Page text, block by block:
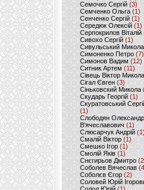
Семочко Сергій (3)
Семченко Ольга (1)
Сенченко Сергій(1)
Середюк Олексій(1)
Серпокрилов Віталій
Сивохо Сергій(1)
Сивульський Микола
Симоненко Петро(7)
Симонов Вадим (12)
Ситник Артем(11)
Сівець Віктор
Сігал Євген (3)
Сіньковский Микола
Скударь Георгій (1)
Скуратовський
(1)
Слободян Олександр
В'ячеславович(1)
Слюсарчук Андрій
Смалій Віктор (1)
Смешко Ігор (1)
Смолій Яків (1)
Снєгирьов Дмитро
Соболев Вячеслав
Соболєв Єгор(2)
Соловей Юрій